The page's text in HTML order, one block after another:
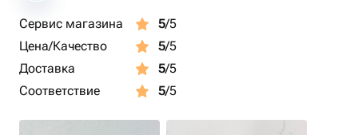
Сервис магазина 5/5
Цена/Качество
5/5
Доставка
5/5
Соответствие
5/5